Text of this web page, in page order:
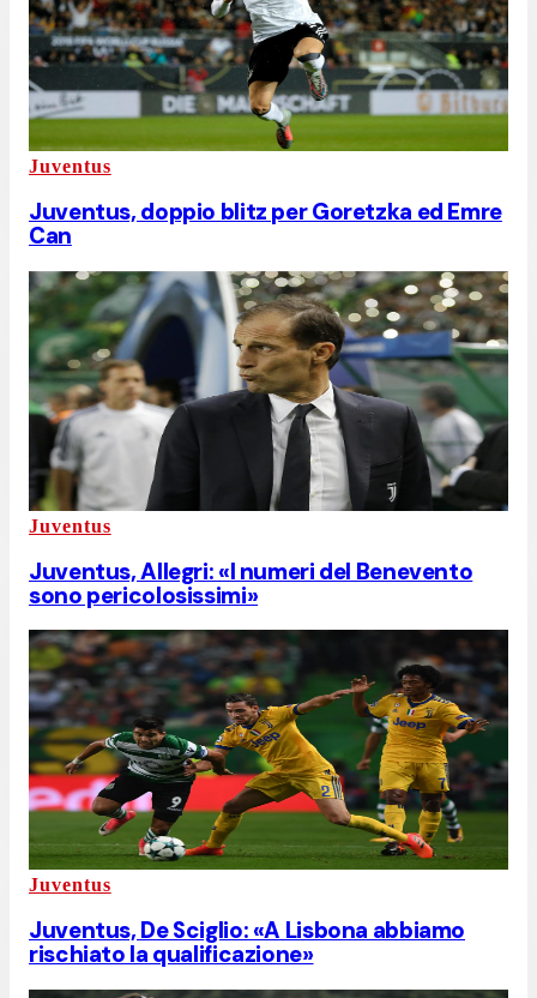
Juventus
Juventus, doppio blitz per Goretzka ed Emre
Can
Juventus
Juventus, Allegri: «I numeri del Benevento
sono pericolosissimi»
Juventus
Juventus, De Sciglio: «A Lisbona abbiamo
rischiato la qualificazione»